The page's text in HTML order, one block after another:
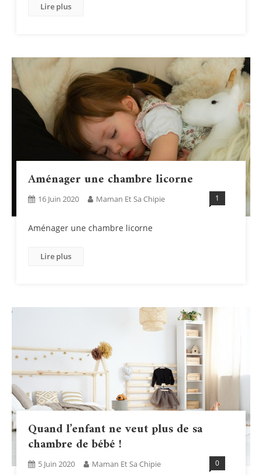
Lire plus
Aménager une chambre licorne
16 Juin 2020 Maman Et Sa Chipie 1
Aménager une chambre licorne
Lire plus
Quand l’enfant ne veut plus de sa
chambre de bébé !
5 Juin 2020 Maman Et Sa Chipie 0